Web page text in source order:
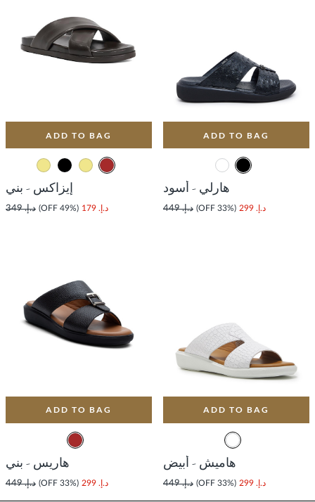
ADD TO BAG
هارلي - أسود
د.إ. 299 (33% OFF) د.إ. 449
ADD TO BAG
إيزاكس - بني
د.إ. 179 (49% OFF) د.إ. 349
ADD TO BAG
هاميش - أبيض
د.إ. 299 (33% OFF) د.إ. 449
ADD TO BAG
هاريس - بني
د.إ. 299 (33% OFF) د.إ. 449